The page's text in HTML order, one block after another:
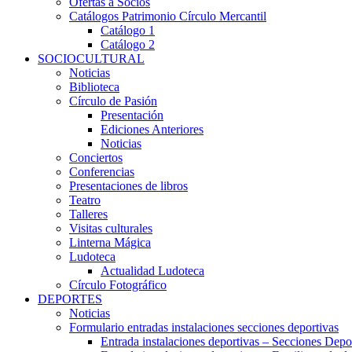
Catálogos Patrimonio Círculo Mercantil
Catálogo 1
Catálogo 2
SOCIOCULTURAL
Noticias
Biblioteca
Círculo de Pasión
Presentación
Ediciones Anteriores
Noticias
Conciertos
Conferencias
Presentaciones de libros
Teatro
Talleres
Visitas culturales
Linterna Mágica
Ludoteca
Actualidad Ludoteca
Círculo Fotográfico
DEPORTES
Noticias
Formulario entradas instalaciones secciones deportivas
Entrada instalaciones deportivas – Secciones